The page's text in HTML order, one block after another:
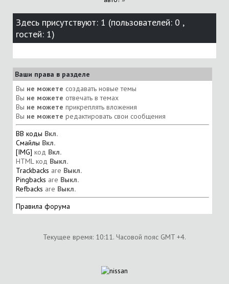
Здесь присутствуют: 1 (пользователей: 0 ,
гостей: 1)
Ваши права в разделе
Вы не можете создавать новые темы
Вы не можете отвечать в темах
Вы не можете прикреплять вложения
Вы не можете редактировать свои сообщения
BB коды Вкл.
Смайлы Вкл.
[IMG] код Вкл.
HTML код Выкл.
Trackbacks are Выкл.
Pingbacks are Выкл.
Refbacks are Выкл.
Правила форума
Текущее время: 10:11. Часовой пояс GMT +4.